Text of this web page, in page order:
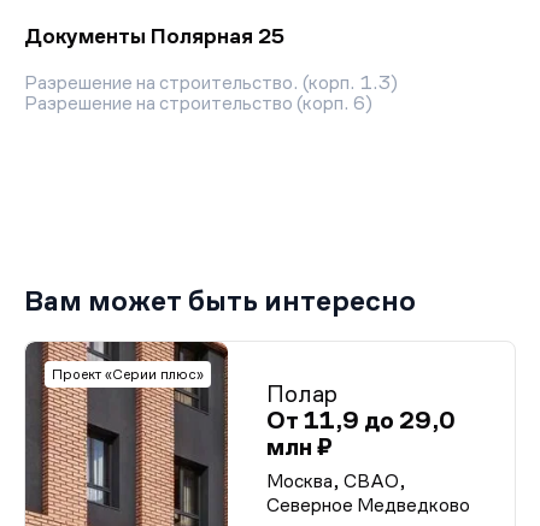
Документы Полярная 25
Разрешение на строительство. (корп. 1.3)
Разрешение на строительство (корп. 6)
Вам может быть интересно
Проект «Серии плюс»
Полар
От 11,9 до 29,0
млн ₽
Москва, СВАО,
Северное Медведково